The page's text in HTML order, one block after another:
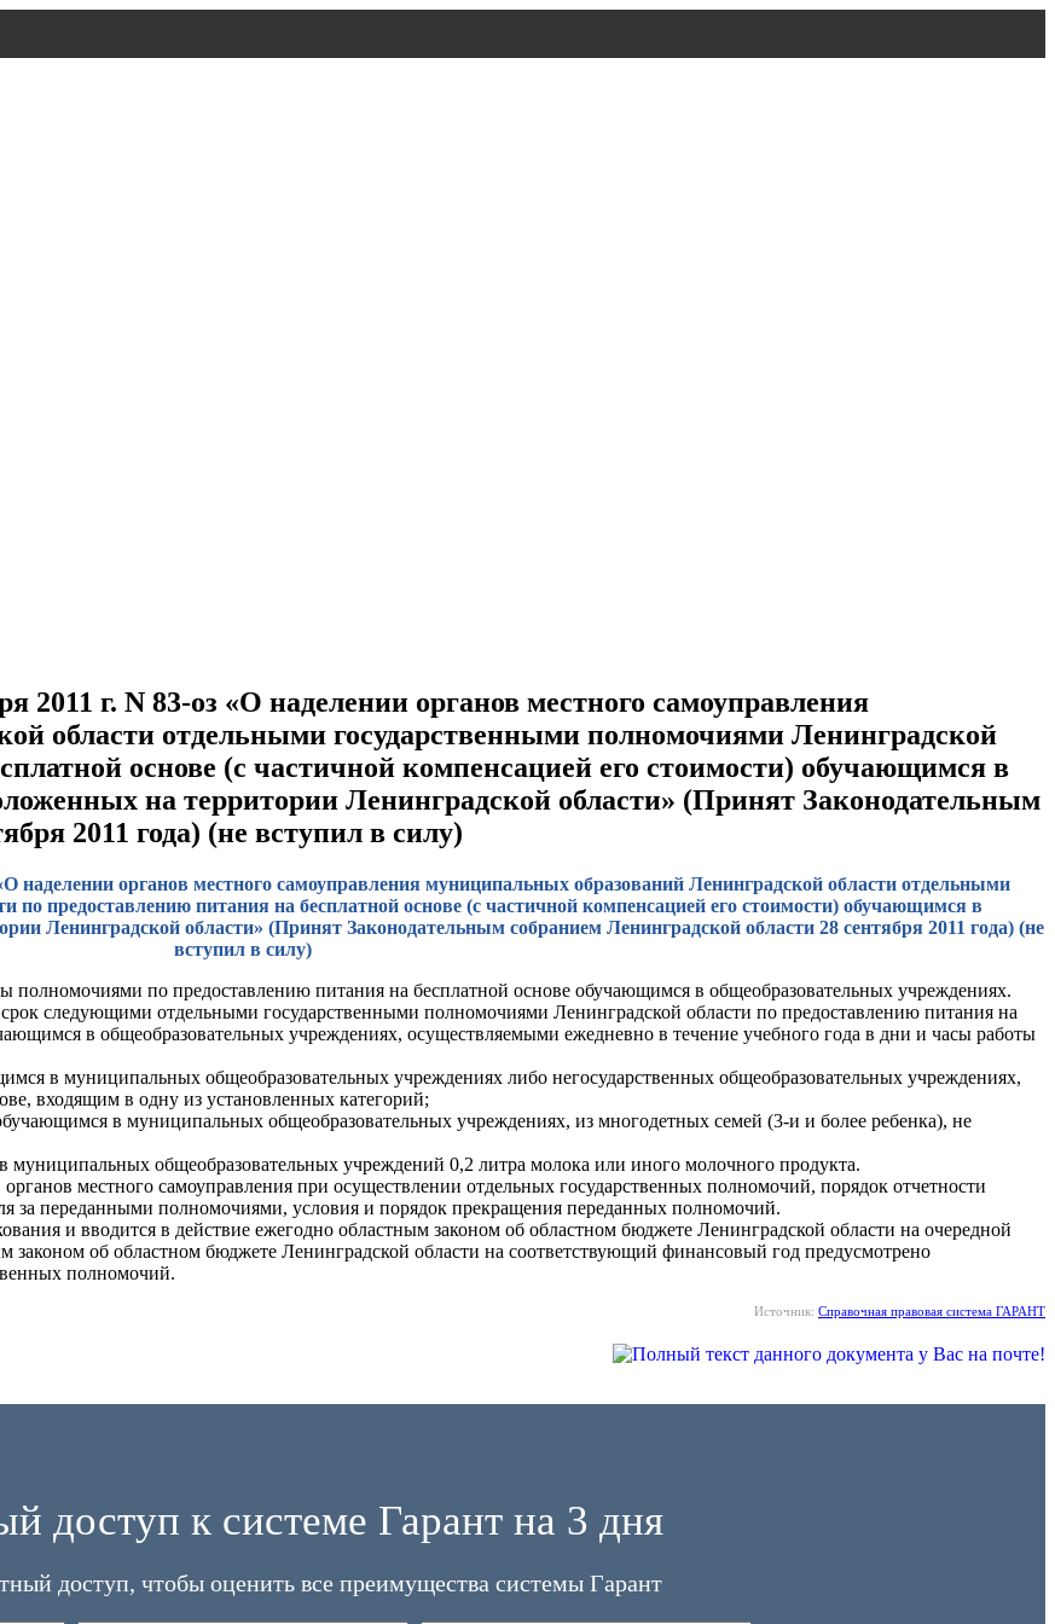
2011 г. N 83-оз «О наделении органов местного самоуправления
области отдельными государственными полномочиями Ленинградской
основе (с частичной компенсацией его стоимости) обучающимся в
на территории Ленинградской области» (Принят Законодательным
2011 года) (не вступил в силу)
наделении органов местного самоуправления муниципальных образований Ленинградской области отдельными
по предоставлению питания на бесплатной основе (с частичной компенсацией его стоимости) обучающимся в
Ленинградской области» (Принят Законодательным собранием Ленинградской области 28 сентября 2011 года) (не
вступил в силу)
полномочиями по предоставлению питания на бесплатной основе обучающимся в общеобразовательных учреждениях.
следующими отдельными государственными полномочиями Ленинградской области по предоставлению питания на
в общеобразовательных учреждениях, осуществляемыми ежедневно в течение учебного года в дни и часы работы
в муниципальных общеобразовательных учреждениях либо негосударственных общеобразовательных учреждениях,
входящим в одну из установленных категорий;
в муниципальных общеобразовательных учреждениях, из многодетных семей (3-и и более ребенка), не
муниципальных общеобразовательных учреждений 0,2 литра молока или иного молочного продукта.
местного самоуправления при осуществлении отдельных государственных полномочий, порядок отчетности
за переданными полномочиями, условия и порядок прекращения переданных полномочий.
и вводится в действие ежегодно областным законом об областном бюджете Ленинградской области на очередной
об областном бюджете Ленинградской области на соответствующий финансовый год предусмотрено
полномочий.
Источник: Справочная правовая система ГАРАНТ
доступ к системе Гарант на 3 дня
доступ, чтобы оценить все преимущества системы Гарант